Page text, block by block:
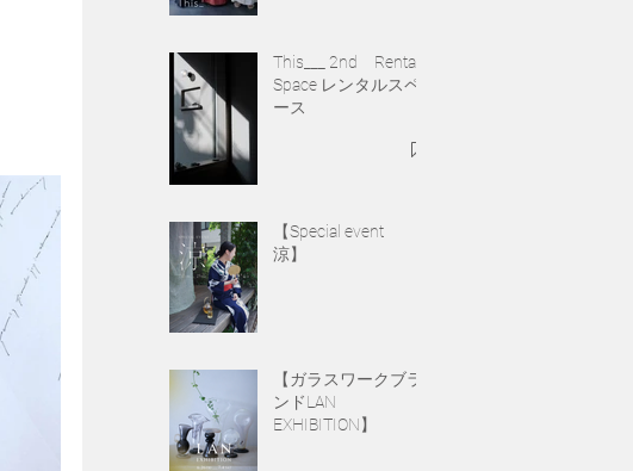
This___ 2nd Rental
Space レンタルスペ
ース
【Special event
涼】
【ガラスワークブラ
ンドLAN
EXHIBITION】